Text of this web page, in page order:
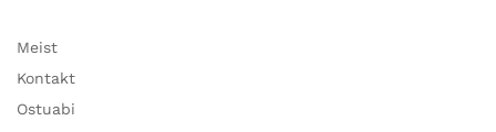
Meist
Kontakt
Ostuabi